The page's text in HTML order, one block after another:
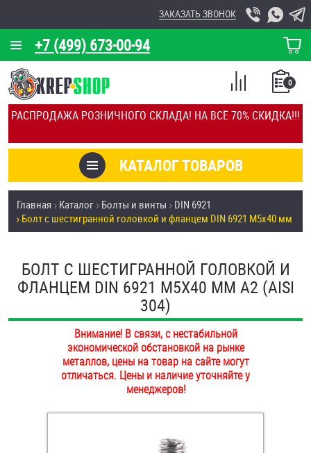
РАСПРОДАЖА РОЗНИЧНОГО СКЛАДА! НА ВСЁ 70% СКИДКА!!!
+7 (499) 673-00-94
ЗАКАЗАТЬ ЗВОНОК
КОРЗИНА
О КОМПАНИИ
КАЛЬКУЛЯТОР
ОТЗЫВЫ
УСЛУГИ
СКИДКИ
ОПТ
ПОКУПАТЕЛЯМ
ОПЛАТА И ДОСТАВКА
НАШИ МАГАЗИНЫ
КАТАЛОГ ТОВАРОВ
0
СПИСОК
СРАВНЕНИЕ
Товары со скидкой
Анкеры
Антивандальный крепёж, инструмент
Главная Каталог Болты и винты
DIN 6921
Болт с шестигранной головкой и фланцем DIN 6921 М5х40 мм
БОЛТ С ШЕСТИГРАННОЙ ГОЛОВКОЙ И
ФЛАНЦЕМ DIN 6921 М5Х40 ММ А2 (AISI
304)
Внимание! В связи, с нестабильной
экономической обстановкой на рынке
металлов, цены на товар на сайте могут
отличаться. Цены и наличие уточняйте у
менеджеров!